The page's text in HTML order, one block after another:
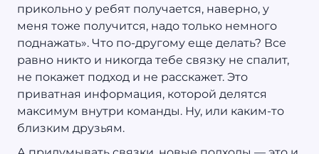
прикольно у ребят получается, наверно, у
меня тоже получится, надо только немного
поднажать». Что по-другому еще делать? Все
равно никто и никогда тебе связку не спалит,
не покажет подход и не расскажет. Это
приватная информация, которой делятся
максимум внутри команды. Ну, или каким-то
близким друзьям.